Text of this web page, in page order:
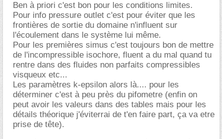
Ben à priori c'est bon pour les conditions limites.
Pour info pressure outlet c'est pour éviter que les
frontières de sortie du domaine n'influent sur
l'écoulement dans le système lui même.
Pour les premières simus c'est toujours bon de mettre
de l'incompressible isochore, fluent a du mal quand tu
rentre dans des fluides non parfaits compressibles
visqueux etc...
Les paramètres k-epsilon alors là.... pour les
déterminer c'est à peu près du pifometre (enfin on
peut avoir les valeurs dans des tables mais pour les
détails théorique j'éviterrai de t'en faire part, ça va etre
prise de tête).